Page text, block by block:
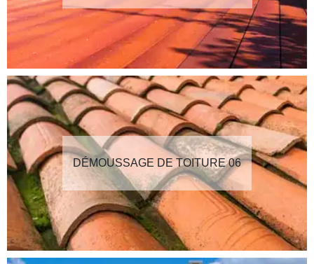
DÉMOUSSAGE DE TOITURE 06